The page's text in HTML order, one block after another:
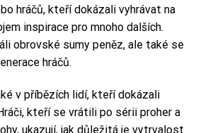
hráčů, kteří dokázali vyhrávat na
inspirace pro mnoho dalších.
obrovské sumy peněz, ale také se
hráčů.
v příbězích lidí, kteří dokázali
kteří se vrátili po sérii proher a
ukazují, jak důležitá je vytrvalost